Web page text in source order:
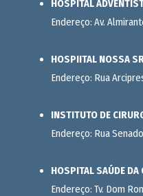
HOSPITAL
Endereço: Av.
HOSPIITAL NOSSA
Endereço: Rua
INSTITUTO DE
Endereço: Rua
HOSPITAL SAÚDE DA
Endereço: Tv. Dom